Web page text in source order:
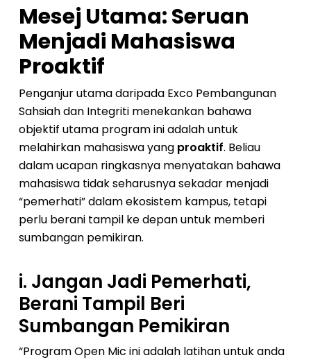
Mesej Utama: Seruan
Menjadi Mahasiswa
Proaktif
Penganjur utama daripada Exco Pembangunan
Sahsiah dan Integriti menekankan bahawa
objektif utama program ini adalah untuk
melahirkan mahasiswa yang proaktif. Beliau
dalam ucapan ringkasnya menyatakan bahawa
mahasiswa tidak seharusnya sekadar menjadi
“pemerhati” dalam ekosistem kampus, tetapi
perlu berani tampil ke depan untuk memberi
sumbangan pemikiran.
i. Jangan Jadi Pemerhati,
Berani Tampil Beri
Sumbangan Pemikiran
“Program Open Mic ini adalah latihan untuk anda